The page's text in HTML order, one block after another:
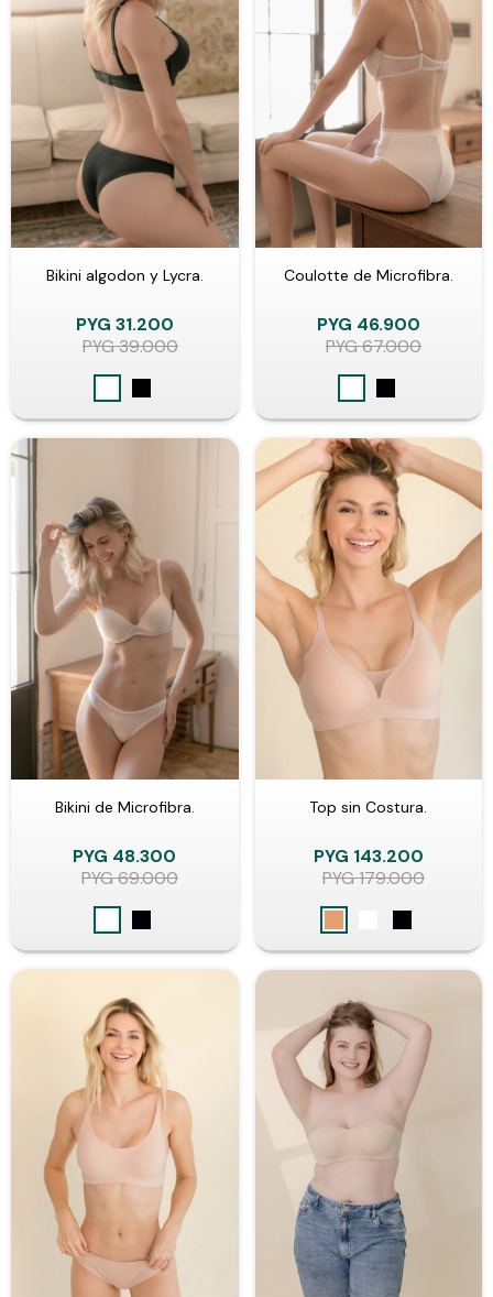
Bikini algodon y Lycra.
PYG 31.200
PYG39.000
Coulotte de Microfibra.
PYG 46.900
PYG67.000
Bikini de Microfibra.
PYG 48.300
PYG69.000
Top sin Costura.
PYG 143.200
PYG179.000